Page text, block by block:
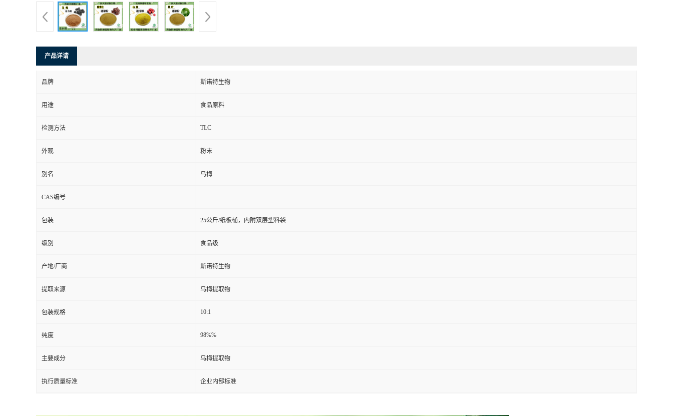
产品详请
品牌 斯诺特生物
用途 食品原料
检测方法 TLC
外观 粉末
别名 乌梅
CAS编号
包装 25公斤/纸板桶，内附双层塑料袋
级别 食品级
产地/厂商 斯诺特生物
提取来源 乌梅提取物
包装规格 10:1
纯度 98%%
主要成分 乌梅提取物
执行质量标准 企业内部标准